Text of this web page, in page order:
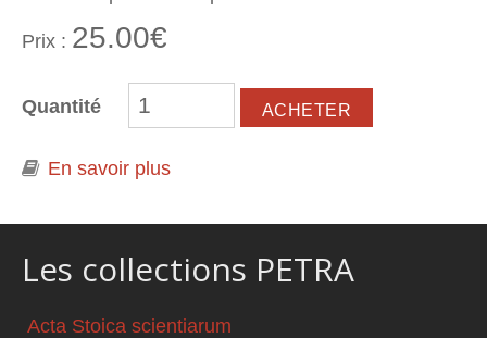
Prix : 25.00€
Quantité
En savoir plus
Les collections PETRA
Acta Stoica scientiarum